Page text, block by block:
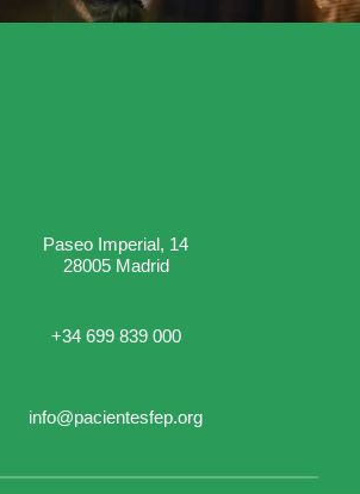
Paseo Imperial, 14
28005 Madrid
+34 699 839 000
info@pacientesfep.org